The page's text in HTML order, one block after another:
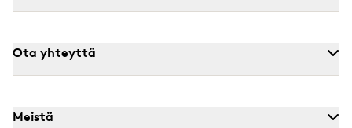
Ota yhteyttä
Meistä